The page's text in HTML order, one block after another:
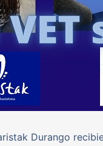
Durango